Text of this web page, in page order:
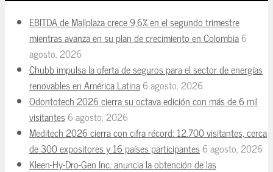
EBITDA de Mallplaza crece 9,6% en el segundo trimestre
mientras avanza en su plan de crecimiento en Colombia6
agosto, 2026
Chubb impulsa la oferta de seguros para el sector de energías
renovables en América Latina6 agosto, 2026
Odontotech 2026 cierra su octava edición con más de 6 mil
visitantes6 agosto, 2026
Meditech 2026 cierra con cifra récord: 12.700 visitantes, cerca
de 300 expositores y 16 países participantes6 agosto, 2026
Kleen-Hy-Dro-Gen Inc. anuncia la obtención de las